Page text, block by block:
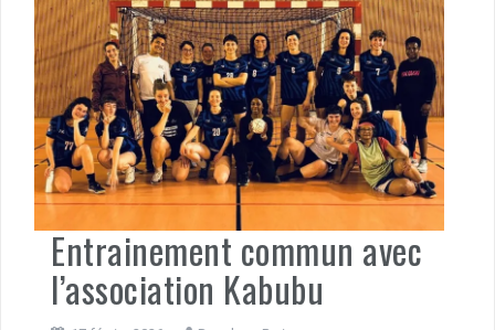
Entrainement commun avec
l’association Kabubu